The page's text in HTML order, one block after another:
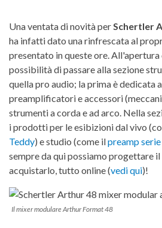
Una ventata di novità per Schertler
ha infatti dato una rinfrescata al
presentato in queste ore. All'apertura
possibilità di passare alla sezione
quella pro audio; la prima è dedicata
preamplificatori e accessori
strumenti a corda e ad arco. Nella
i prodotti per le esibizioni dal vivo
Teddy) e studio (come ilpreamp
sempre da qui possiamo progettare
acquistarlo, tutto online (vedi qui)!
Il mixer modulare Arthur Format 48